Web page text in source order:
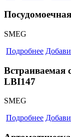
SMEG
Подробнее
Встраиваемая
LBI147
SMEG
Подробнее